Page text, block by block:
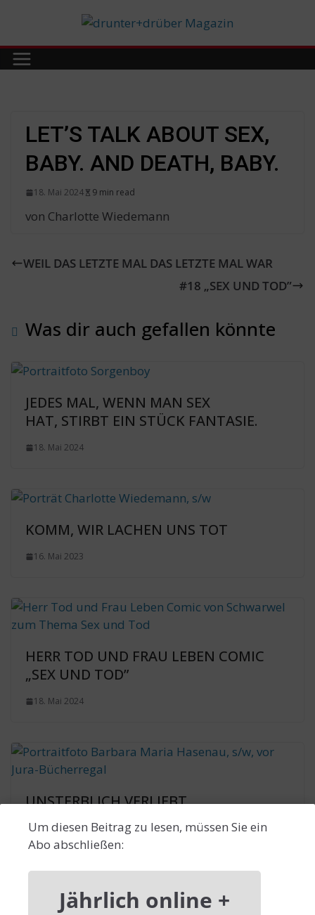
content
LET’S TALK ABOUT SEX,
BABY. AND DEATH, BABY.
18. Mai 2024 9 min read
von Charlotte Wiedemann
Um diesen Beitrag zu lesen, müssen Sie ein
Abo abschließen:
Jährlich online +
WEIL DAS LETZTE MAL DAS LETZTE MAL WAR
#18 „SEX UND TOD”
Was dir auch gefallen könnte
JEDES MAL, WENN MAN SEX
HAT, STIRBT EIN STÜCK FANTASIE.
18. Mai 2024
KOMM, WIR LACHEN UNS TOT
16. Mai 2023
HERR TOD UND FRAU LEBEN COMIC
„SEX UND TOD”
18. Mai 2024
UNSTERBLICH VERLIEBT
18. Mai 2024